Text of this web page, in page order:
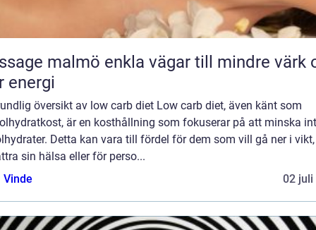
enkla vägar till mindre värk och
energi
översikt av low carb diet Low carb diet, även känt som
är en kosthållning som fokuserar på att minska
Detta kan vara till fördel för dem som vill gå ner i vikt,
sin hälsa eller för perso...
Vinde
02 juli